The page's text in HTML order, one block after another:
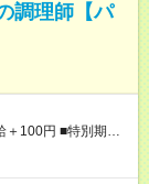
調理師【パ
＋100円 ■特別期間
による） 時給＋